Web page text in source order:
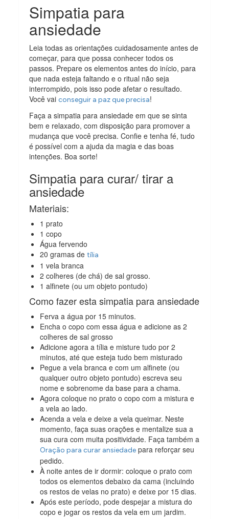
Simpatia para
ansiedade
Leia todas as orientações cuidadosamente antes de
começar, para que possa conhecer todos os
passos. Prepare os elementos antes do início, para
que nada esteja faltando e o ritual não seja
interrompido, pois isso pode afetar o resultado.
Você vaiconseguir a paz que precisa!
Faça a simpatia para ansiedade em que se sinta
bem e relaxado, com disposição para promover a
mudança que você precisa. Confie e tenha fé, tudo
é possível com a ajuda da magia e das boas
intenções. Boa sorte!
Simpatia para curar/ tirar a
ansiedade
Materiais:
1 prato
1 copo
Água fervendo
20 gramas detília
1 vela branca
2 colheres (de chá) de sal grosso.
1 alfinete (ou um objeto pontudo)
Como fazer esta simpatia para ansiedade
Ferva a água por 15 minutos.
Encha o copo com essa água e adicione as 2
colheres de sal grosso
Adicione agora a tília e misture tudo por 2
minutos, até que esteja tudo bem misturado
Pegue a vela branca e com um alfinete (ou
qualquer outro objeto pontudo) escreva seu
nome e sobrenome da base para a chama.
Agora coloque no prato o copo com a mistura e
a vela ao lado.
Acenda a vela e deixe a vela queimar. Neste
momento, faça suas orações e mentalize sua a
sua cura com muita positividade. Faça também a
Oração para curar ansiedade para reforçar seu
pedido.
À noite antes de ir dormir: coloque o prato com
todos os elementos debaixo da cama (incluindo
os restos de velas no prato) e deixe por 15 dias.
Após este período, pode despejar a mistura do
copo e jogar os restos da vela em um jardim.